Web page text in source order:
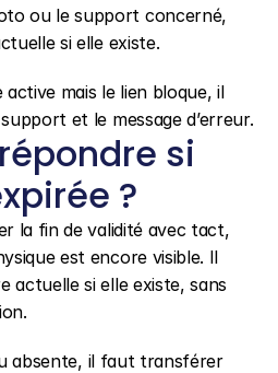
ou le support concerné,
si elle existe.
active mais le lien bloque, il
et le message d’erreur.
si
?
la fin de validité avec tact,
est encore visible. Il
actuelle si elle existe, sans
absente, il faut transférer